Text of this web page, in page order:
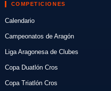
COMPETICIONES
Calendario
Campeonatos de Aragón
Liga Aragonesa de Clubes
Copa Duatlón Cros
Copa Triatlón Cros